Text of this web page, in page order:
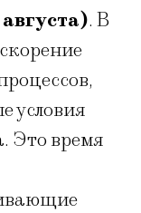
. В
условия
Это время